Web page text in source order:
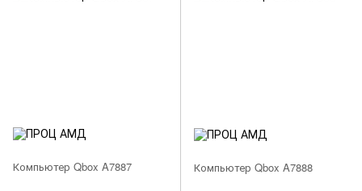
Компьютер Qbox A7887 Компьютер Qbox A7888